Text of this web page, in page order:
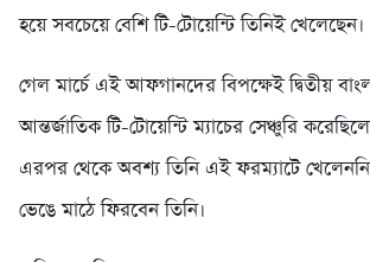
হয়ে সবচেয়ে বেশি টি-টোয়েন্টি তিনিই খেলেছেন।
গেল মার্চে এই আফগানদের বিপক্ষেই দ্বিতীয়
আন্তর্জাতিক টি-টোয়েন্টি ম্যাচের সেঞ্চুরি
এরপর থেকে অবশ্য তিনি এই ফরম্যাটে
ভেঙে মাঠে ফিরবেন তিনি।